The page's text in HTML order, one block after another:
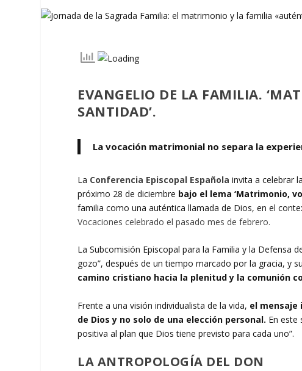
EVANGELIO DE LA FAMILIA.
SANTIDAD’.
La vocación matrimonial no separa la
La Conferencia Episcopal Española invita a celebrar la
próximo 28 de diciembre bajo el lema ‘Matrimonio,
familia como una auténtica llamada de Dios, en el
Vocaciones celebrado el pasado mes de febrero.
La Subcomisión Episcopal para la Familia y la Defensa
gozo”, después de un tiempo marcado por la gracia, y
camino cristiano hacia la plenitud y la comunión
Frente a una visión individualista de la vida, el mensaje
de Dios y no solo de una elección personal. En este
positiva al plan que Dios tiene previsto para cada uno”.
LA ANTROPOLOGÍA DEL DON